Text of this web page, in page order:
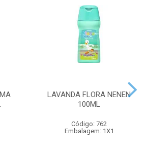
LAVANDA FLORA NENEN
100ML
Código: 762
Embalagem: 1X1